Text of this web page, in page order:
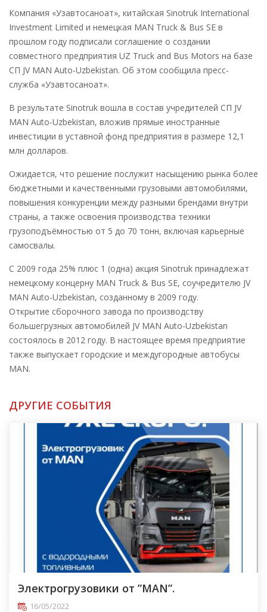
Компания «Узавтосаноат», китайская Sinotruk International
Investment Limited и немецкая MAN Truck & Bus SE в
прошлом году подписали соглашение о создании
совместного предприятия UZ Truck and Bus Motors на базе
СП JV MAN Auto-Uzbekistan. Об этом сообщила пресс-
служба «Узавтосаноат».
В результате Sinotruk вошла в состав учредителей СП JV
MAN Auto-Uzbekistan, вложив прямые иностранные
инвестиции в уставной фонд предприятия в размере 12,1
млн долларов.
Ожидается, что решение послужит насыщению рынка более
бюджетными и качественными грузовыми автомобилями,
повышения конкуренции между разными брендами внутри
страны, а также освоения производства техники
грузоподъёмностью от 5 до 70 тонн, включая карьерные
самосвалы.
С 2009 года 25% плюс 1 (одна) акция Sinotruk принадлежат
немецкому концерну MAN Truck & Bus SE, соучредителю JV
MAN Auto-Uzbekistan, созданному в 2009 году.
Открытие сборочного завода по производству
большегрузных автомобилей JV MAN Auto-Uzbekistan
состоялось в 2012 году. В настоящее время предприятие
также выпускает городские и междугородные автобусы
MAN.
ДРУГИЕ СОБЫТИЯ
Электрогрузовики от ”MAN”.
16/05/2022